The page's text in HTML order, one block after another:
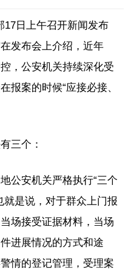
17日上午召开新闻发布
发布会上介绍，近年
，公安机关持续深化受
报案的时候“应接必接、
三个：
公安机关严格执行“三个
就是说，对于群众上门报
场接受证据材料，当场
进展情况的方式和途
情的登记管理，受理案